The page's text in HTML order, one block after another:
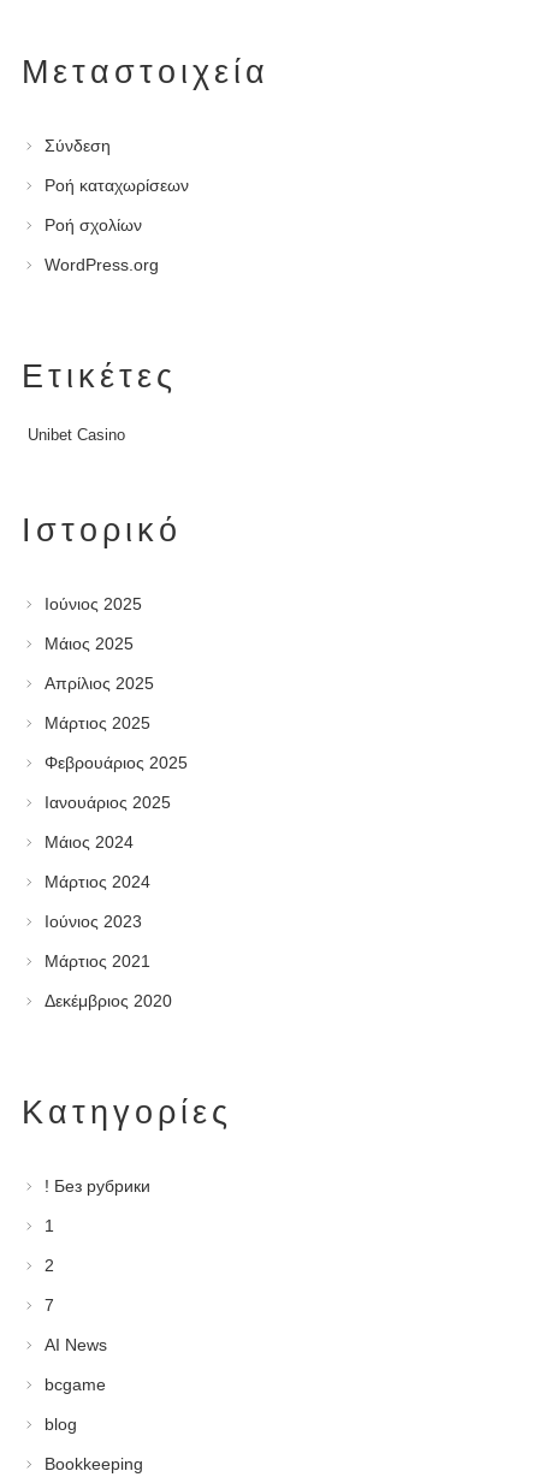
Μεταστοιχεία
Σύνδεση
Ροή καταχωρίσεων
Ροή σχολίων
WordPress.org
Ετικέτες
Unibet Casino
Ιστορικό
Ιούνιος 2025
Μάιος 2025
Απρίλιος 2025
Μάρτιος 2025
Φεβρουάριος 2025
Ιανουάριος 2025
Μάιος 2024
Μάρτιος 2024
Ιούνιος 2023
Μάρτιος 2021
Δεκέμβριος 2020
Kατηγορίες
! Без рубрики
1
2
7
AI News
bcgame
blog
Bookkeeping